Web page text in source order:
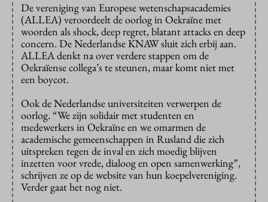
De vereniging van Europese wetenschapsacademies
(ALLEA) veroordeelt de oorlog in Oekraïne met
woorden als shock, deep regret, blatant attacks en deep
concern. De Nederlandse KNAW sluit zich erbij aan.
ALLEA denkt na over verdere stappen om de
Oekraïense collega’s te steunen, maar komt niet met
een boycot.
Ook de Nederlandse universiteiten verwerpen de
oorlog. “We zijn solidair met studenten en
medewerkers in Oekraïne en we omarmen de
academische gemeenschappen in Rusland die zich
uitspreken tegen de inval en zich moedig blijven
inzetten voor vrede, dialoog en open samenwerking”,
schrijven ze op de website van hun koepelvereniging.
Verder gaat het nog niet.